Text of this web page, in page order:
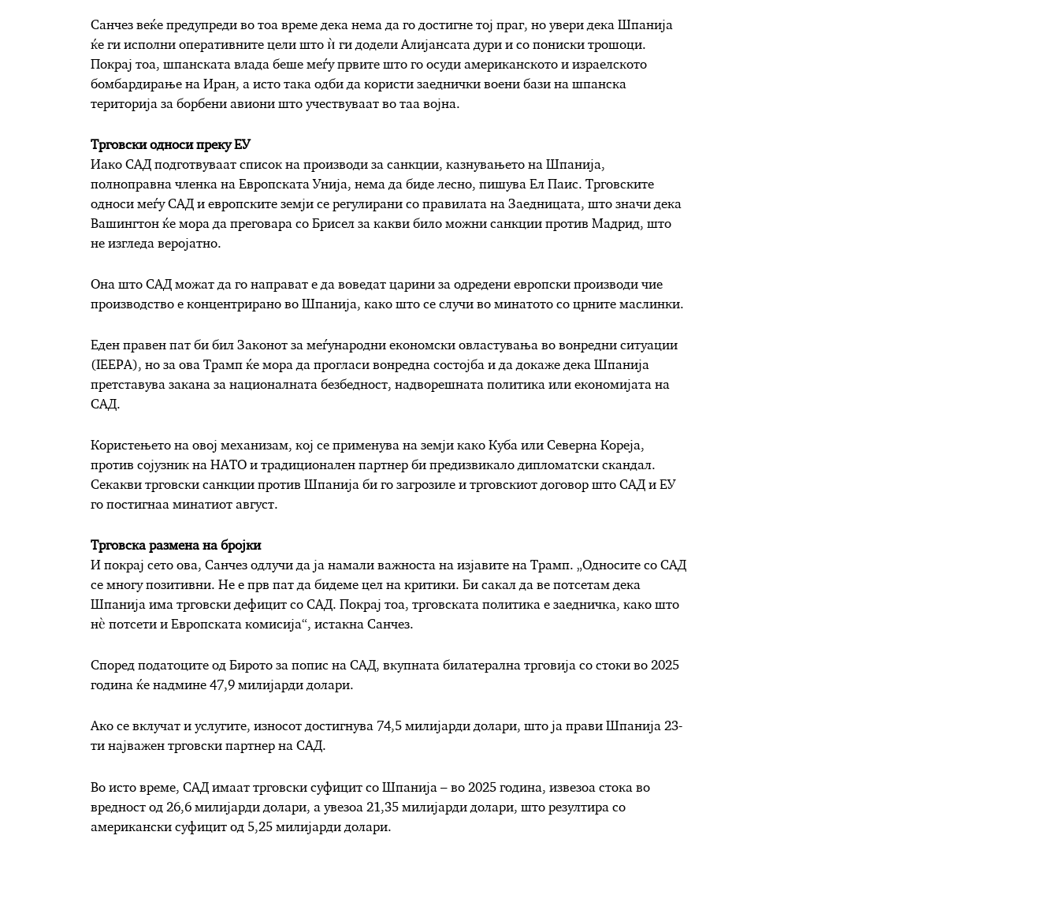
Санчез веќе предупреди во тоа време дека нема да го достигне тој праг, но увери дека Шпанија
ќе ги исполни оперативните цели што ѝ ги додели Алијансата дури и со пониски трошоци.
Покрај тоа, шпанската влада беше меѓу првите што го осуди американското и израелското
бомбардирање на Иран, а исто така одби да користи заеднички воени бази на шпанска
територија за борбени авиони што учествуваат во таа војна.
Трговски односи преку ЕУ
Иако САД подготвуваат список на производи за санкции, казнувањето на Шпанија,
полноправна членка на Европската Унија, нема да биде лесно, пишува Ел Паис. Трговските
односи меѓу САД и европските земји се регулирани со правилата на Заедницата, што значи дека
Вашингтон ќе мора да преговара со Брисел за какви било можни санкции против Мадрид, што
не изгледа веројатно.
Она што САД можат да го направат е да воведат царини за одредени европски производи чие
производство е концентрирано во Шпанија, како што се случи во минатото со црните маслинки.
Еден правен пат би бил Законот за меѓународни економски овластувања во вонредни ситуации
(IEEPA), но за ова Трамп ќе мора да прогласи вонредна состојба и да докаже дека Шпанија
претставува закана за националната безбедност, надворешната политика или економијата на
САД.
Користењето на овој механизам, кој се применува на земји како Куба или Северна Кореја,
против сојузник на НАТО и традиционален партнер би предизвикало дипломатски скандал.
Секакви трговски санкции против Шпанија би го загрозиле и трговскиот договор што САД и ЕУ
го постигнаа минатиот август.
Трговска размена на бројки
И покрај сето ова, Санчез одлучи да ја намали важноста на изјавите на Трамп. „Односите со САД
се многу позитивни. Не е прв пат да бидеме цел на критики. Би сакал да ве потсетам дека
Шпанија има трговски дефицит со САД. Покрај тоа, трговската политика е заедничка, како што
нè потсети и Европската комисија“, истакна Санчез.
Според податоците од Бирото за попис на САД, вкупната билатерална трговија со стоки во 2025
година ќе надмине 47,9 милијарди долари.
Ако се вклучат и услугите, износот достигнува 74,5 милијарди долари, што ја прави Шпанија 23-
ти најважен трговски партнер на САД.
Во исто време, САД имаат трговски суфицит со Шпанија – во 2025 година, извезоа стока во
вредност од 26,6 милијарди долари, а увезоа 21,35 милијарди долари, што резултира со
американски суфицит од 5,25 милијарди долари.